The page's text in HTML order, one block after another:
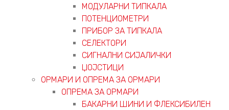
МОДУЛАРНИ ТИПКАЛА
ПОТЕНЦИОМЕТРИ
ПРИБОР ЗА ТИПКАЛА
СЕЛЕКТОРИ
СИГНАЛНИ СИЈАЛИЧКИ
ЏОЈСТИЦИ
ОРМАРИ И ОПРЕМА ЗА ОРМАРИ
ОПРЕМА ЗА ОРМАРИ
БАКАРНИ ШИНИ И ФЛЕКСИБИЛЕН